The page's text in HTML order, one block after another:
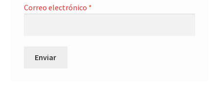
Correo electrónico *